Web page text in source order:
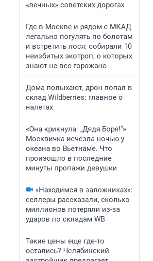
«вечных» советских дорогах
Где в Москве и рядом с МКАД
легально погулять по болотам
и встретить лося: собирали 10
неизбитых экотроп, о которых
знают не все горожане
Дома полыхают, дрон попал в
склад Wildberries: главное о
налетах
«Она крикнула: „Дядя Боря!“»
Москвичка исчезла ночью у
океана во Вьетнаме. Что
произошло в последние
минуты пропажи девушки
«Находимся в заложниках»:
селлеры рассказали, сколько
миллионов потеряли из-за
ударов по складам WB
Такие цены еще где-то
остались? Челябинский